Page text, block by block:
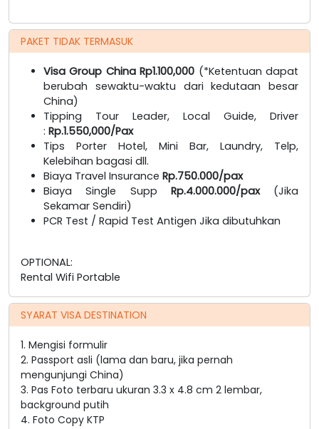
PAKET TIDAK TERMASUK
Visa Group China Rp1.100,000 (*Ketentuan dapat
berubah sewaktu-waktu dari kedutaan besar
China)
Tipping Tour Leader, Local Guide, Driver
: Rp.1.550,000/Pax
Tips Porter Hotel, Mini Bar, Laundry, Telp,
Kelebihan bagasi dll.
Biaya Travel Insurance Rp.750.000/pax
Biaya Single Supp Rp.4.000.000/pax(Jika
Sekamar Sendiri)
PCR Test / Rapid Test Antigen Jika dibutuhkan
OPTIONAL:
Rental Wifi Portable
SYARAT VISA DESTINATION
1. Mengisi formulir
2. Passport asli (lama dan baru, jika pernah
mengunjungi China)
3. Pas Foto terbaru ukuran 3.3 x 4.8 cm 2 lembar,
background putih
4. Foto Copy KTP